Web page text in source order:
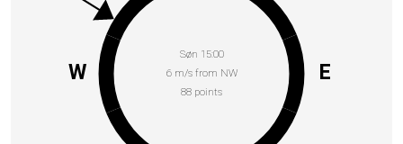
Søn 15:00
6 m/s from NW
88 points
E
W